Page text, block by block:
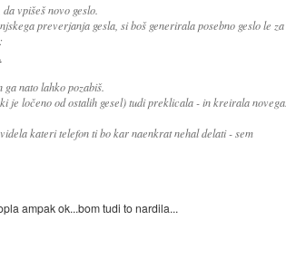
vpišeš novo geslo.
preverjanja gesla, si boš generirala posebno geslo le za
nato lahko pozabiš.
je ločeno od ostalih gesel) tudi preklicala - in kreirala novega.
kateri telefon ti bo kar naenkrat nehal delati - sem
ampak ok...bom tudi to nardila...